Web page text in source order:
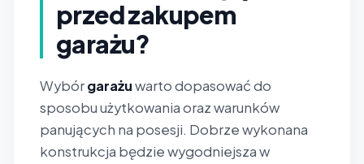
przed zakupem
garażu?
Wybórgarażuwarto dopasować do
sposobu użytkowania oraz warunków
panujących na posesji. Dobrze wykonana
konstrukcja będzie wygodniejsza w